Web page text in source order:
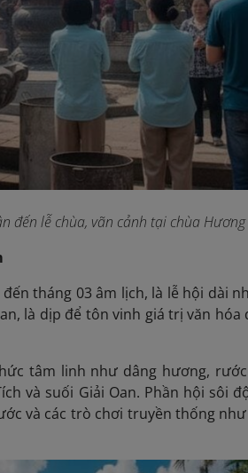
đến lễ chùa, vãn cảnh tại chùa Hương
tháng 03 âm lịch, là lễ hội dài
là dịp để tôn vinh giá trị văn hóa
tâm linh như dâng hương,
và suối Giải Oan. Phần hội sôi
và các trò chơi truyền thống